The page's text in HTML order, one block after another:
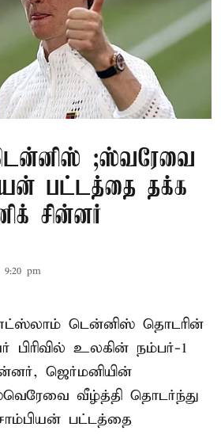
;ஸ்வரேவை
பட்டத்தை தக்க
சின்னர்
9:20 pm
டென்னிஸ் தொடரின்
உலகின் நம்பர்-1
ஜெர்மனியின்
வீழ்த்தி தொடர்ந்து
பட்டத்தை